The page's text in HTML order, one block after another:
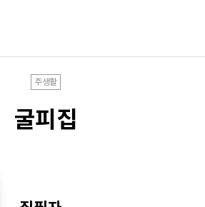
주생활
굴피집